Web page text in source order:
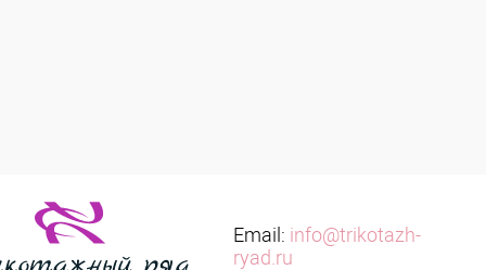
Email: info@trikotazh-
ryad.ru